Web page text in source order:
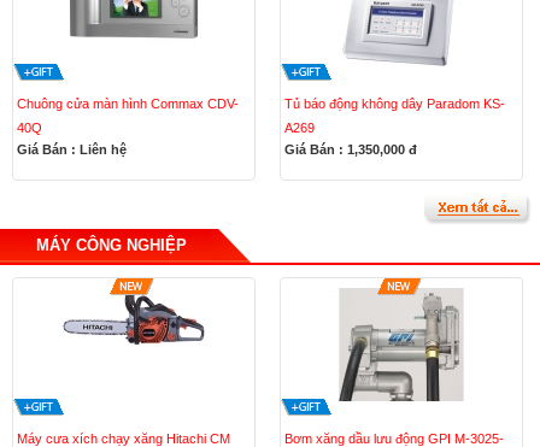
Chuông cửa màn hình Commax CDV-
40Q
Giá Bán : Liên hệ
Tủ báo động không dây Paradom KS-
A269
Giá Bán : 1,350,000 đ
MÁY CÔNG NGHIỆP
Máy cưa xích chạy xăng Hitachi CM
Bơm xăng dầu lưu động GPI M-3025-